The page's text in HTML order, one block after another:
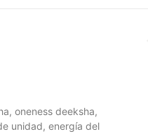
oneness deeksha,
unidad, energía del